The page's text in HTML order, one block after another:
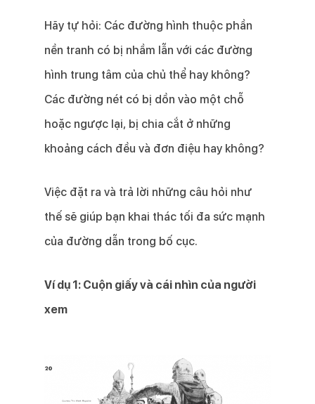
Hãy tự hỏi: Các đường hình thuộc phần
nền tranh có bị nhầm lẫn với các đường
hình trung tâm của chủ thể hay không?
Các đường nét có bị dồn vào một chỗ
hoặc ngược lại, bị chia cắt ở những
khoảng cách đều và đơn điệu hay không?
Việc đặt ra và trả lời những câu hỏi như
thế sẽ giúp bạn khai thác tối đa sức mạnh
của đường dẫn trong bố cục.
Ví dụ 1: Cuộn giấy và cái nhìn của người
xem